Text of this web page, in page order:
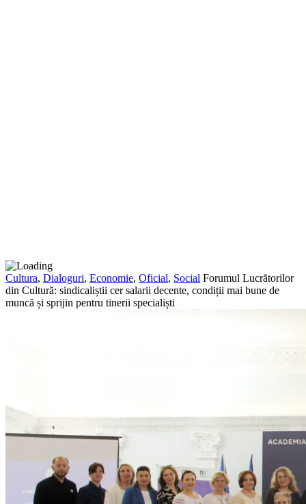
Cultura, Dialoguri, Economie, Oficial, Social Forumul Lucrătorilor
din Cultură: sindicaliștii cer salarii decente, condiții mai bune de
muncă și sprijin pentru tinerii specialiști